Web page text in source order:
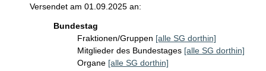
Versendet am 01.09.2025 an:
Bundestag
Fraktionen/Gruppen [alle SG dorthin]
Mitglieder des Bundestages [alle SG dorthin]
Organe [alle SG dorthin]